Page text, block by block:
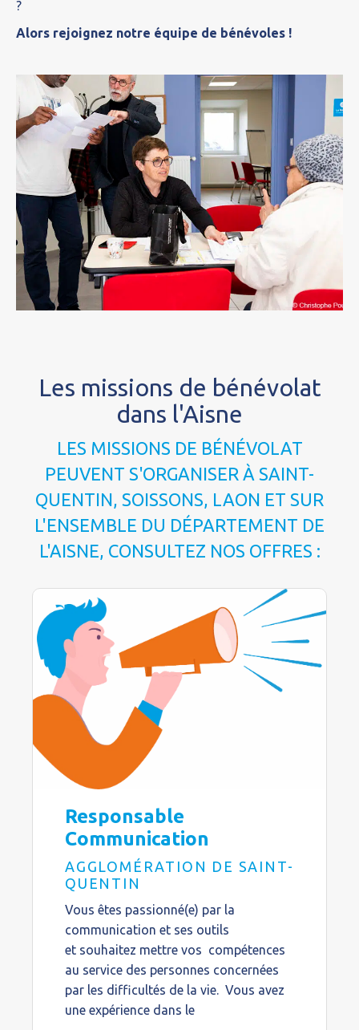
?
Alors rejoignez notre équipe de bénévoles !
Les missions de bénévolat
dans l'Aisne
LES MISSIONS DE BÉNÉVOLAT
PEUVENT S'ORGANISER À SAINT-
QUENTIN, SOISSONS, LAON ET SUR
L'ENSEMBLE DU DÉPARTEMENT DE
L'AISNE, CONSULTEZ NOS OFFRES :
Responsable
Communication
AGGLOMÉRATION DE SAINT-
QUENTIN
Vous êtes passionné(e) par la
communication et ses outils
et souhaitez mettre vos compétences
au service des personnes concernées
par les difficultés de la vie. Vous avez
une expérience dans le